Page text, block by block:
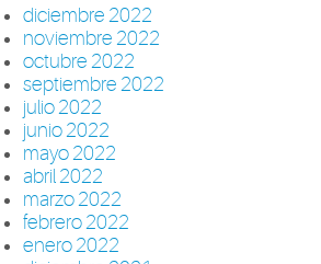
diciembre 2022
noviembre 2022
octubre 2022
septiembre 2022
julio 2022
junio 2022
mayo 2022
abril 2022
marzo 2022
febrero 2022
enero 2022